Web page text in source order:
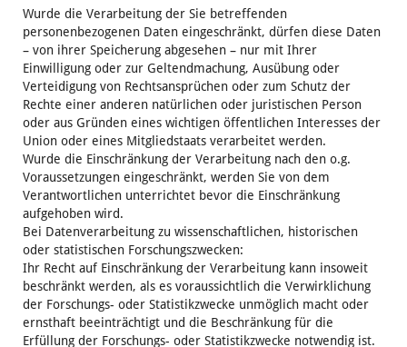
Wurde die Verarbeitung der Sie betreffenden
personenbezogenen Daten eingeschränkt, dürfen diese Daten
– von ihrer Speicherung abgesehen – nur mit Ihrer
Einwilligung oder zur Geltendmachung, Ausübung oder
Verteidigung von Rechtsansprüchen oder zum Schutz der
Rechte einer anderen natürlichen oder juristischen Person
oder aus Gründen eines wichtigen öffentlichen Interesses der
Union oder eines Mitgliedstaats verarbeitet werden.
Wurde die Einschränkung der Verarbeitung nach den o.g.
Voraussetzungen eingeschränkt, werden Sie von dem
Verantwortlichen unterrichtet bevor die Einschränkung
aufgehoben wird.
Bei Datenverarbeitung zu wissenschaftlichen, historischen
oder statistischen Forschungszwecken:
Ihr Recht auf Einschränkung der Verarbeitung kann insoweit
beschränkt werden, als es voraussichtlich die Verwirklichung
der Forschungs- oder Statistikzwecke unmöglich macht oder
ernsthaft beeinträchtigt und die Beschränkung für die
Erfüllung der Forschungs- oder Statistikzwecke notwendig ist.